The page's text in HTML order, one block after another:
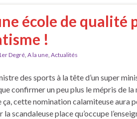
école de qualité
!
Degré, A la une, Actualités
des sports à la tête d’un super
confirmer un peu plus le mépris de
cette nomination calamiteuse aura
scandaleuse place qu’occupe